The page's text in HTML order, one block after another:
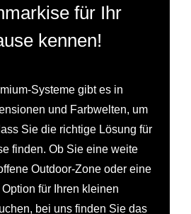
für Ihr
kennen!
Systeme gibt es in
und Farbwelten, um
Sie die richtige Lösung für
finden. Ob Sie eine weite
Outdoor-Zone oder eine
für Ihren kleinen
bei uns finden Sie das